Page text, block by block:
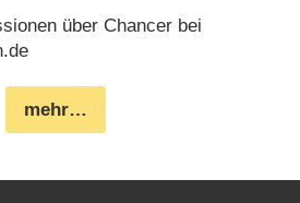
über Chancer bei
mehr…